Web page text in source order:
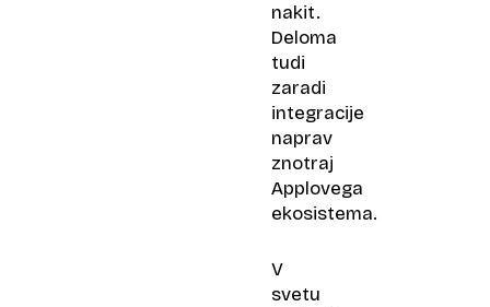
nakit.
Deloma
tudi
zaradi
integracije
naprav
znotraj
Applovega
ekosistema.
V
svetu